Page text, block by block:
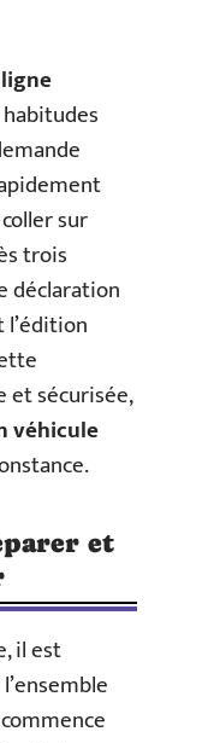
sur
trois
déclaration
et sécurisée,
véhicule
et
il est